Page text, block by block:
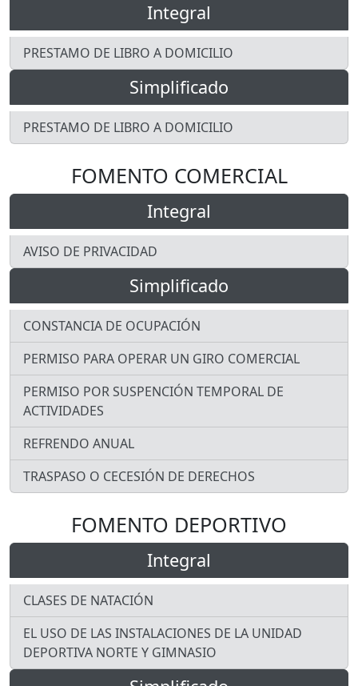
Integral
PRESTAMO DE LIBRO A DOMICILIO
Simplificado
PRESTAMO DE LIBRO A DOMICILIO
FOMENTO COMERCIAL
Integral
AVISO DE PRIVACIDAD
Simplificado
CONSTANCIA DE OCUPACIÓN
PERMISO PARA OPERAR UN GIRO COMERCIAL
PERMISO POR SUSPENCIÓN TEMPORAL DE
ACTIVIDADES
REFRENDO ANUAL
TRASPASO O CECESIÓN DE DERECHOS
FOMENTO DEPORTIVO
Integral
CLASES DE NATACIÓN
EL USO DE LAS INSTALACIONES DE LA UNIDAD
DEPORTIVA NORTE Y GIMNASIO